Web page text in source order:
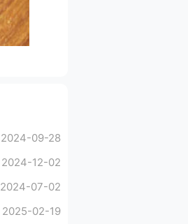
2024-09-28
2024-12-02
2024-07-02
2025-02-19